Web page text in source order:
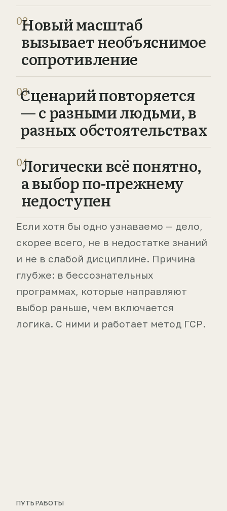
02Новый масштаб
вызывает необъяснимое
сопротивление
03
Сценарий повторяется
— с разными людьми, в
разных обстоятельствах
04
Логически всё понятно,
а выбор по-прежнему
недоступен
Если хотя бы одно узнаваемо — дело,
скорее всего, не в недостатке знаний
и не в слабой дисциплине. Причина
глубже: в бессознательных
программах, которые направляют
выбор раньше, чем включается
логика. С ними и работает метод ГСР.
ПУТЬ РАБОТЫ